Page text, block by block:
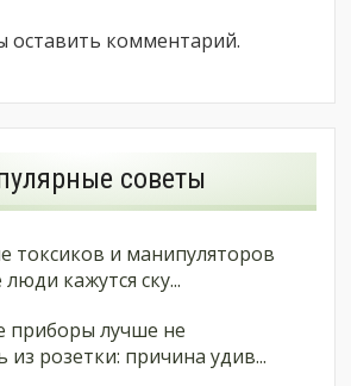
оставить комментарий.
советы
токсиков и манипуляторов
кажутся ску...
приборы лучше не
из розетки: причина удив...